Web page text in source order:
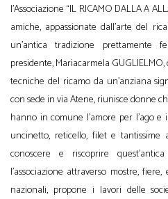
l’Associazione “IL RICAMO DALLA A
amiche, appassionate dall’arte del
un’antica tradizione prettamente
presidente, Mariacarmela
tecniche del ricamo da un’anziana
con sede in via Atene, riunisce donne
hanno in comune l’amore per l’ago
uncinetto, reticello, filet e tantissime
conoscere e riscoprire
l’associazione attraverso mostre,
nazionali, propone i lavori delle